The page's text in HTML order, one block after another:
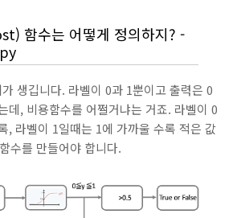
함수는 어떻게 정의하지? -
생깁니다. 라벨이 0과 1뿐이고 출력은 0
데, 비용함수를 어쩔거냐는 거죠. 라벨이 0
, 라벨이 1일때는 1에 가까울 수록 적은 값
수를 만들어야 합니다.